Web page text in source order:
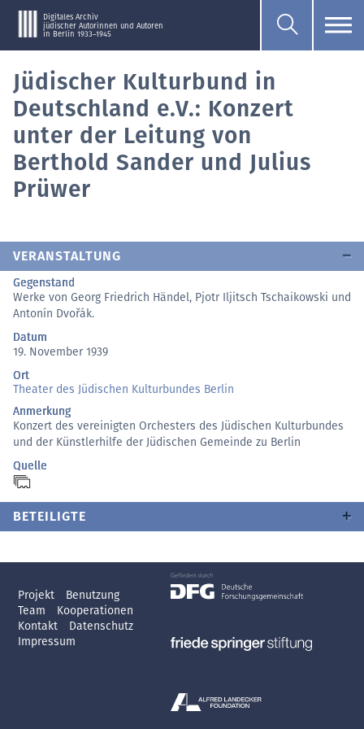
Digitales Archiv
jüdischer Autorinnen und Autoren
in Berlin 1933–1945
Jüdischer Kulturbund in
Deutschland e.V.: Konzert
unter der Leitung von
Berthold Sander und Julius
Prüwer
VERANSTALTUNG
Gegenstand
Werke von Georg Friedrich Händel, Pjotr Iljitsch Tschaikowski und
Antonín Dvořák.
Datum
19. November 1939
Ort
Theater des Jüdischen Kulturbundes Berlin
Anmerkung
Konzert des vereinigten Orchesters des Jüdischen Kulturbundes
und der Künstlerhilfe der Jüdischen Gemeinde zu Berlin
Quelle
BETEILIGTE
Projekt
Benutzung
Team
Kooperationen
Kontakt
Datenschutz
Impressum